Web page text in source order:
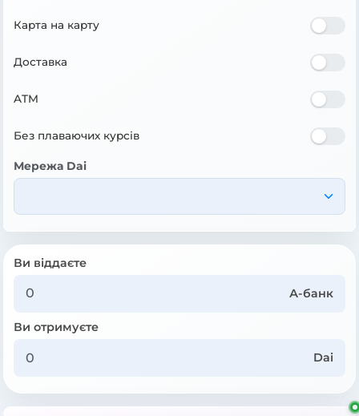
Карта на карту
Доставка
ATM
Без плаваючих курсів
Мережа Dai
Ви віддаєте
А-банк
Ви отримуєте
Dai